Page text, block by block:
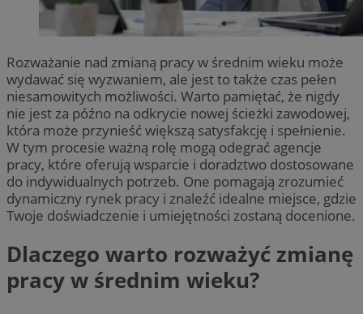
Rozważanie nad zmianą pracy w średnim wieku może
wydawać się wyzwaniem, ale jest to także czas pełen
niesamowitych możliwości. Warto pamiętać, że nigdy
nie jest za późno na odkrycie nowej ścieżki zawodowej,
która może przynieść większą satysfakcję i spełnienie.
W tym procesie ważną rolę mogą odegrać agencje
pracy, które oferują wsparcie i doradztwo dostosowane
do indywidualnych potrzeb. One pomagają zrozumieć
dynamiczny rynek pracy i znaleźć idealne miejsce, gdzie
Twoje doświadczenie i umiejętności zostaną docenione.
Dlaczego warto rozważyć zmianę
pracy w średnim wieku?